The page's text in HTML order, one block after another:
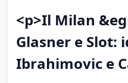
<p>Il Milan
Glasner e
Ibrahimovic e